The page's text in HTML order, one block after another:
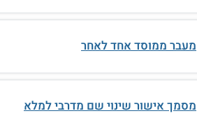
מעבר ממוסד אחד לאחר
מסמך אישור שינוי שם מדרבי למלא